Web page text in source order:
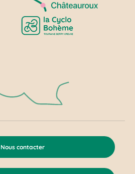
Nous contacter